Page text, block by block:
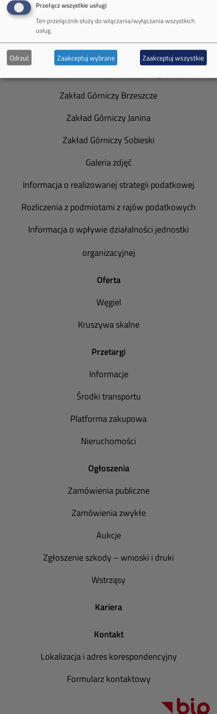
O Firmie
Władze spółki
Zakład Górniczy Brzeszcze
Zakład Górniczy Janina
Zakład Górniczy Sobieski
Galeria zdjęć
Informacja o realizowanej strategii podatkowej
Rozliczenia z podmiotami z rajów podatkowych
Informacja o wpływie działalności jednostki
organizacyjnej
Oferta
Węgiel
Kruszywa skalne
Przetargi
Informacje
Środki transportu
Platforma zakupowa
Nieruchomości
Ogłoszenia
Zamówienia publiczne
Zamówienia zwykłe
Aukcje
Zgłoszenie szkody – wnioski i druki
Wstrząsy
Kariera
Kontakt
Lokalizacja i adres korespondencyjny
Formularz kontaktowy
Przełącz wszystkie usługi
Ten przełącznik służy do włączania/wyłączania wszystkich
usług.
Odrzuć Zaakceptuj wybrane Zaakceptuj wszystkie